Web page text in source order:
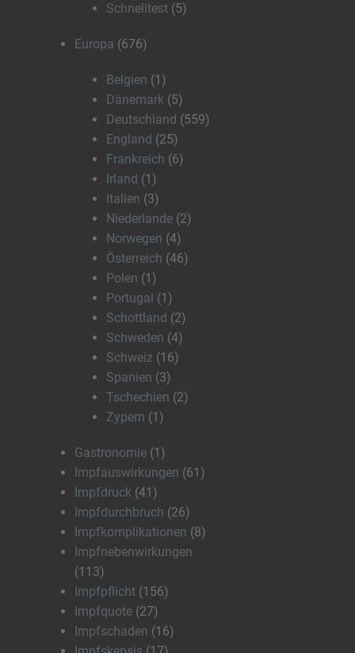
Schnelltest (5)
Europa (676)
Belgien (1)
Dänemark (5)
Deutschland (559)
England (25)
Frankreich (6)
Irland (1)
Italien (3)
Niederlande (2)
Norwegen (4)
Österreich (46)
Polen (1)
Portugal (1)
Schottland (2)
Schweden (4)
Schweiz (16)
Spanien (3)
Tschechien (2)
Zypern (1)
Gastronomie (1)
Impfauswirkungen (61)
Impfdruck (41)
Impfdurchbruch (26)
Impfkomplikationen (8)
Impfnebenwirkungen
(113)
Impfpflicht (156)
Impfquote (27)
Impfschaden (16)